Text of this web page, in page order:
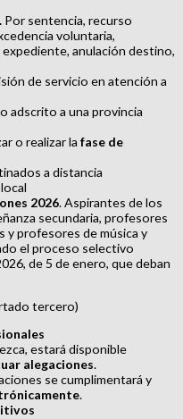
Por sentencia, recurso
voluntaria,
anulación destino,
de servicio en atención a
adscrito a una provincia
o realizar la fase de
a distancia
2026. Aspirantes de los
secundaria, profesores
y profesores de música y
el proceso selectivo
de 5 de enero, que deban
tercero)
estará disponible
alegaciones.
se cumplimentará y
.